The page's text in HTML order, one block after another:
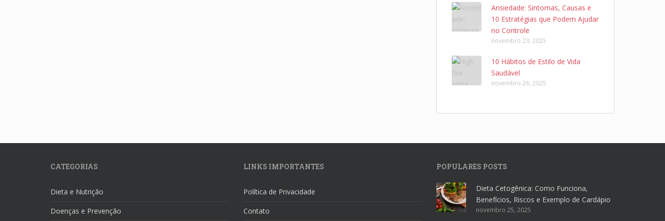
Ansiedade: Sintomas, Causas e
10 Estratégias que Podem Ajudar
no Controle
novembro 23, 2025
10 Hábitos de Estilo de Vida
Saudável
novembro 26, 2025
CATEGORIAS
Dieta e Nutrição
Doenças e Prevenção
LINKS IMPORTANTES
Política de Privacidade
Contato
POPULARES POSTS
Dieta Cetogênica: Como Funciona,
Benefícios, Riscos e Exemplo de Cardápio
novembro 25, 2025